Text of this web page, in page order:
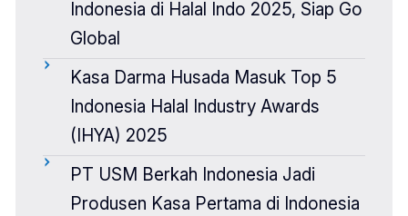
Indonesia di Halal Indo 2025, Siap Go
Global
Kasa Darma Husada Masuk Top 5
Indonesia Halal Industry Awards
(IHYA) 2025
PT USM Berkah Indonesia Jadi
Produsen Kasa Pertama di Indonesia